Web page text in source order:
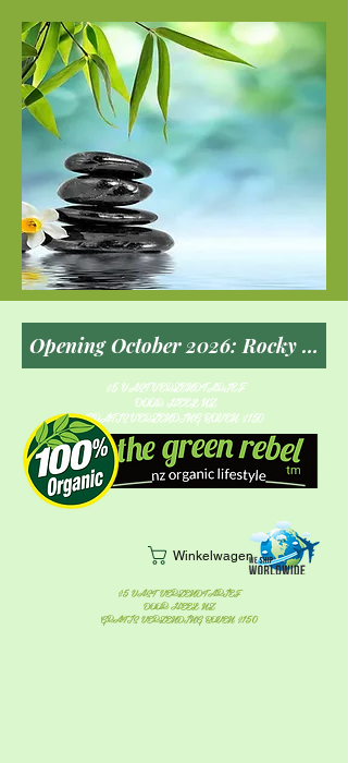
$5 VAST VERZENDTARIEF
DOOR HEEL NZ
GRATIS VERZENDING BOVEN $150
Winkelwagen
$5 VAST VERZENDTARIEF
DOOR HEEL NZ
GRATIS VERZENDING BOVEN $150